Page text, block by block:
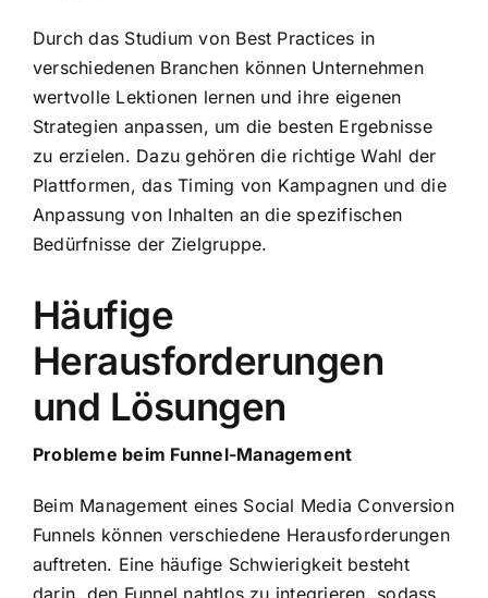
Durch das Studium von Best Practices in
verschiedenen Branchen können Unternehmen
wertvolle Lektionen lernen und ihre eigenen
Strategien anpassen, um die besten Ergebnisse
zu erzielen. Dazu gehören die richtige Wahl der
Plattformen, das Timing von Kampagnen und die
Anpassung von Inhalten an die spezifischen
Bedürfnisse der Zielgruppe.
Häufige
Herausforderungen
und Lösungen
Probleme beim Funnel-Management
Beim Management eines Social Media Conversion
Funnels können verschiedene Herausforderungen
auftreten. Eine häufige Schwierigkeit besteht